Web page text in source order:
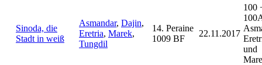
Sinoda, die
Stadt in weiß
Asmandar, Dajin,
Eretria, Marek,
Tungdil
14. Peraine
1009 BF
22.11.2017
100
und